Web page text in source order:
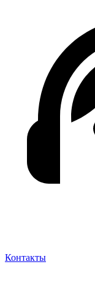
Контакты